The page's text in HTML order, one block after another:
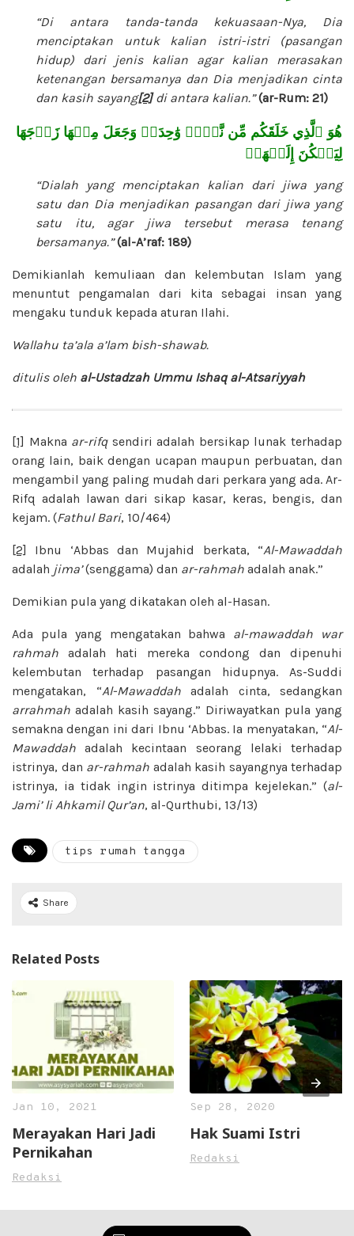
“Di antara tanda-tanda kekuasaan-Nya, Dia
menciptakan untuk kalian istri-istri (pasangan
hidup) dari jenis kalian agar kalian merasakan
ketenangan bersamanya dan Dia menjadikan cinta
dan kasih sayang[2]di antara kalian.”(ar-Rum: 21)
هُوَ ٱلَّذِي خَلَقَكُم مِّن نَّفۡسٖ وَٰحِدَةٖ وَجَعَلَ مِنۡهَا زَوۡجَهَا
لِيَسۡكُنَ إِلَيۡهَاۖ
“Dialah yang menciptakan kalian dari jiwa yang
satu dan Dia menjadikan pasangan dari jiwa yang
satu itu, agar jiwa tersebut merasa tenang
bersamanya.”(al-A’raf: 189)
Demikianlah kemuliaan dan kelembutan Islam yang
menuntut pengamalan dari kita sebagai insan yang
mengaku tunduk kepada aturan Ilahi.
Wallahu ta’ala a’lam bish-shawab.
ditulis oleh al-Ustadzah Ummu Ishaq al-Atsariyyah
[1] Makna ar-rifqsendiri adalah bersikap lunak terhadap
orang lain, baik dengan ucapan maupun perbuatan, dan
mengambil yang paling mudah dari perkara yang ada. Ar-
Rifq adalah lawan dari sikap kasar, keras, bengis, dan
kejam. (Fathul Bari, 10/464)
[2] Ibnu ‘Abbas dan Mujahid berkata, “Al-Mawaddah
adalah jima’(senggama) dan ar-rahmah adalah anak.”
Demikian pula yang dikatakan oleh al-Hasan.
Ada pula yang mengatakan bahwa al-mawaddah war
rahmah adalah hati mereka condong dan dipenuhi
kelembutan terhadap pasangan hidupnya. As-Suddi
mengatakan, “Al-Mawaddah adalah cinta, sedangkan
arrahmah adalah kasih sayang.” Diriwayatkan pula yang
semakna dengan ini dari Ibnu ‘Abbas. Ia menyatakan, “Al-
Mawaddahadalah kecintaan seorang lelaki terhadap
istrinya, dan ar-rahmah adalah kasih sayangnya terhadap
istrinya, ia tidak ingin istrinya ditimpa kejelekan.” (al-
Jami’ li Ahkamil Qur’an, al-Qurthubi, 13/13)
tips rumah tangga
Share
Related Posts
Jan 10, 2021
Merayakan Hari Jadi
Pernikahan
Redaksi
Sep 28, 2020
Hak Suami Istri
Redaksi